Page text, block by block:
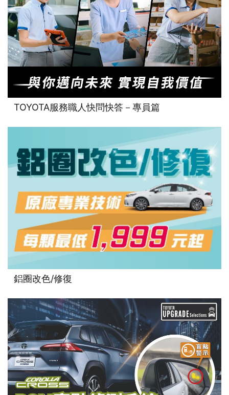
TOYOTA服務職人快問快答－專員篇
鋁圈改色/修復